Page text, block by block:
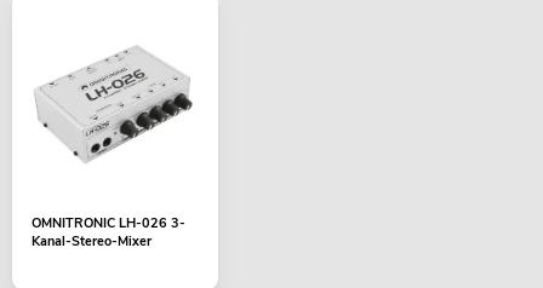
OMNITRONIC LH-026 3-
Kanal-Stereo-Mixer